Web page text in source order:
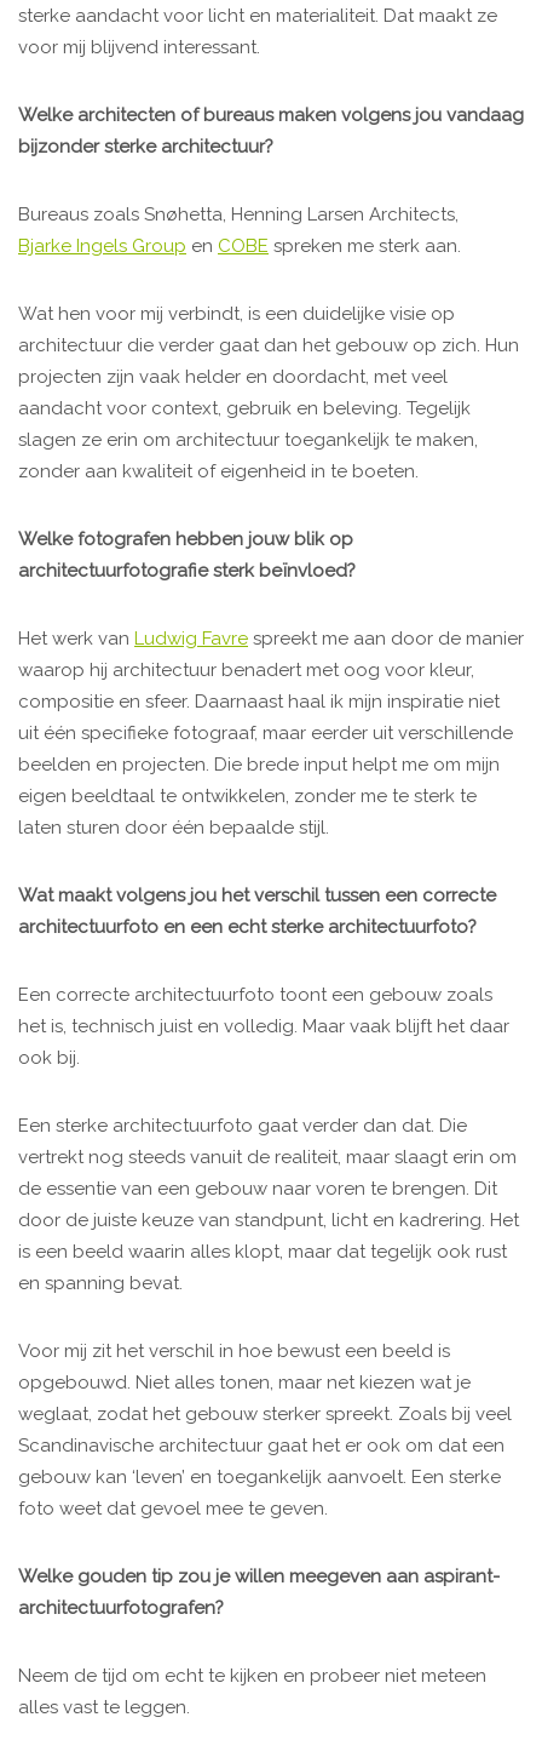
sterke aandacht voor licht en materialiteit. Dat maakt ze
voor mij blijvend interessant.
Welke architecten of bureaus maken volgens jou vandaag
bijzonder sterke architectuur?
Bureaus zoals Snøhetta, Henning Larsen Architects,
Bjarke Ingels Group en COBE spreken me sterk aan.
Wat hen voor mij verbindt, is een duidelijke visie op
architectuur die verder gaat dan het gebouw op zich. Hun
projecten zijn vaak helder en doordacht, met veel
aandacht voor context, gebruik en beleving. Tegelijk
slagen ze erin om architectuur toegankelijk te maken,
zonder aan kwaliteit of eigenheid in te boeten.
Welke fotografen hebben jouw blik op
architectuurfotografie sterk beïnvloed?
Het werk van Ludwig Favre spreekt me aan door de manier
waarop hij architectuur benadert met oog voor kleur,
compositie en sfeer. Daarnaast haal ik mijn inspiratie niet
uit één specifieke fotograaf, maar eerder uit verschillende
beelden en projecten. Die brede input helpt me om mijn
eigen beeldtaal te ontwikkelen, zonder me te sterk te
laten sturen door één bepaalde stijl.
Wat maakt volgens jou het verschil tussen een correcte
architectuurfoto en een echt sterke architectuurfoto?
Een correcte architectuurfoto toont een gebouw zoals
het is, technisch juist en volledig. Maar vaak blijft het daar
ook bij.
Een sterke architectuurfoto gaat verder dan dat. Die
vertrekt nog steeds vanuit de realiteit, maar slaagt erin om
de essentie van een gebouw naar voren te brengen. Dit
door de juiste keuze van standpunt, licht en kadrering. Het
is een beeld waarin alles klopt, maar dat tegelijk ook rust
en spanning bevat.
Voor mij zit het verschil in hoe bewust een beeld is
opgebouwd. Niet alles tonen, maar net kiezen wat je
weglaat, zodat het gebouw sterker spreekt. Zoals bij veel
Scandinavische architectuur gaat het er ook om dat een
gebouw kan ‘leven’ en toegankelijk aanvoelt. Een sterke
foto weet dat gevoel mee te geven.
Welke gouden tip zou je willen meegeven aan aspirant-
architectuurfotografen?
Neem de tijd om echt te kijken en probeer niet meteen
alles vast te leggen.